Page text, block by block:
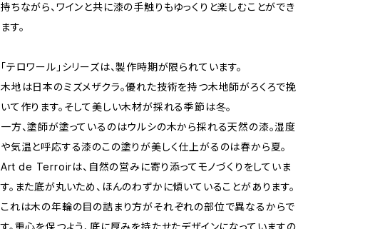
持ちながら、ワインと共に漆の手触りもゆっくりと楽しむことができ
ます。
「テロワール」シリーズは、製作時期が限られています。
木地は日本のミズメザクラ。優れた技術を持つ木地師がろくろで挽
いて作ります。そして美しい木材が採れる季節は冬。
一方、塗師が塗っているのはウルシの木から採れる天然の漆。湿度
や気温と呼応する漆のこの塗りが美しく仕上がるのは春から夏。
Art de Terroirは、自然の営みに寄り添ってモノづくりをしていま
す。また底が丸いため、ほんのわずかに傾いていることがあります。
これは木の年輪の目の詰まり方がそれぞれの部位で異なるからで
す。重心を保つよう、底に厚みを持たせたデザインになっていますの